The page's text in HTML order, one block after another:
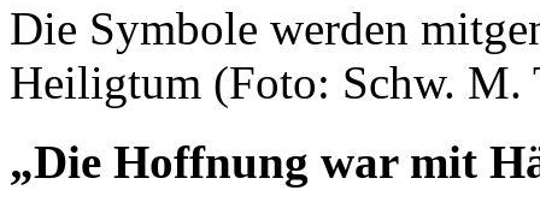
Die Symbole werden
Heiligtum (Foto: Schw. M.
„Die Hoffnung war mit